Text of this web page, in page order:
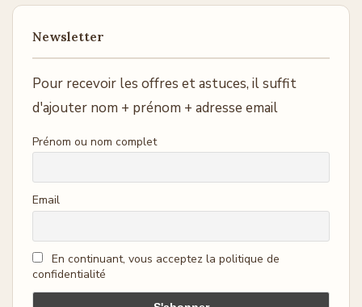
Newsletter
Pour recevoir les offres et astuces, il suffit
d'ajouter nom + prénom + adresse email
Prénom ou nom complet
Email
En continuant, vous acceptez la politique de
confidentialité